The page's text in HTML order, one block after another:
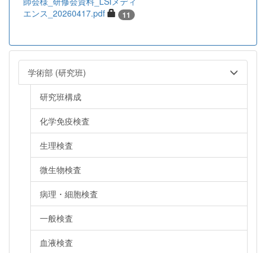
エンス_20260417.pdf
11
学術部 (研究班)
研究班構成
化学免疫検査
生理検査
微生物検査
病理・細胞検査
一般検査
血液検査